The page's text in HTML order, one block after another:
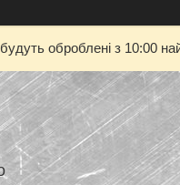
оброблені з 10:00